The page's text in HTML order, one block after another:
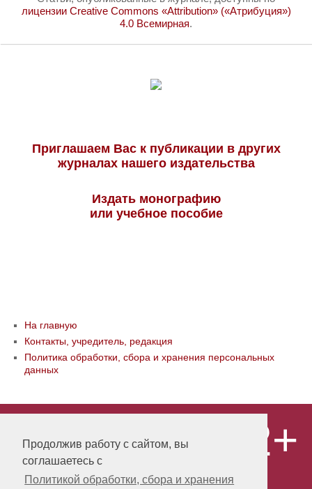
Продолжив работу с сайтом, вы
соглашаетесь с
Политикой обработки, сбора и хранения
лицензии Creative Commons «Attribution» («Атрибуция»)
4.0 Всемирная.
Приглашаем Вас к публикации в других
журналах нашего издательства
Издать монографию
или учебное пособие
На главную
Контакты, учредитель, редакция
Политика обработки, сбора и хранения персональных
данных
«Publishing company «World of science»,
LLC Материалы, размещенные на сайте,
охраняются Законом о защите авторских
прав. Публикация любых материалов
12+